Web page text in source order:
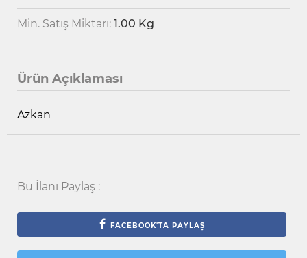
Min. Satış Miktarı: 1.00 Kg
Ürün Açıklaması
Azkan
Bu İlanı Paylaş :
FACEBOOK'TA PAYLAŞ